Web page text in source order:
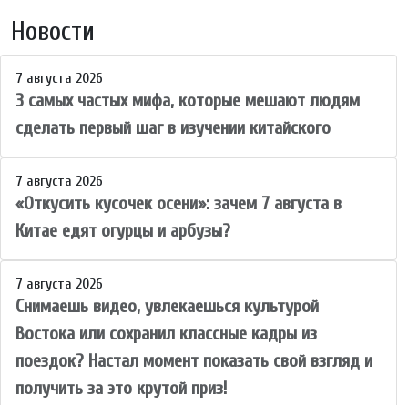
Новости
7 августа 2026
3 самых частых мифа, которые мешают людям
сделать первый шаг в изучении китайского
7 августа 2026
«Откусить кусочек осени»: зачем 7 августа в
Китае едят огурцы и арбузы?
7 августа 2026
Снимаешь видео, увлекаешься культурой
Востока или сохранил классные кадры из
поездок? Настал момент показать свой взгляд и
получить за это крутой приз!